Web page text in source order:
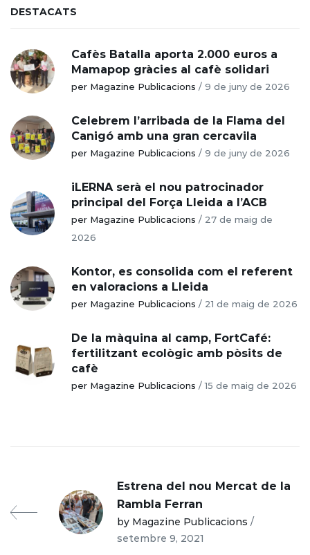
DESTACATS
Cafès Batalla aporta 2.000 euros a
Mamapop gràcies al cafè solidari
per Magazine Publicacions / 9 de juny de 2026
Celebrem l’arribada de la Flama del
Canigó amb una gran cercavila
per Magazine Publicacions / 9 de juny de 2026
iLERNA serà el nou patrocinador
principal del Força Lleida a l’ACB
per Magazine Publicacions / 27 de maig de
2026
Kontor, es consolida com el referent
en valoracions a Lleida
per Magazine Publicacions / 21 de maig de 2026
De la màquina al camp, FortCafé:
fertilitzant ecològic amb pòsits de
cafè
per Magazine Publicacions /15 de maig de 2026
Estrena del nou Mercat de la
Rambla Ferran
by Magazine Publicacions /
setembre 9, 2021